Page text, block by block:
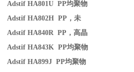
Adstif HA801U PP均聚物
Adstif HA802H PP ，未
Adstif HA840R PP ，高晶
Adstif HA843K PP均聚物
Adstif HA899J PP均聚物